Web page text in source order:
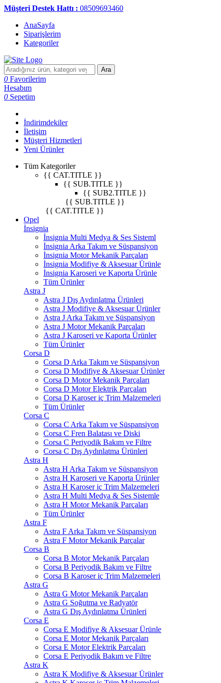
Müşteri Destek Hattı : 08509693460
AnaSayfa
Siparişlerim
Kategoriler
Ara
0 Favorilerim
Hesabım
0 Sepetim
İndirimdekiler
İletişim
Müşteri Hizmetleri
Yeni Ürünler
Tüm Kategoriler
{{ CAT.TITLE }}
{{ SUB.TITLE }}
{{ SUB2.TITLE }}
{{ SUB.TITLE }}
{{ CAT.TITLE }}
Opel
İnsignia
İnsignia Multi Medya & Ses Sisteml
İnsignia Arka Takım ve Süspansiyon
İnsignia Motor Mekanik Parçaları
İnsignia Modifiye & Aksesuar Ürünle
İnsignia Karoseri ve Kaporta Ürünle
Tüm Ürünler
Astra J
Astra J Dış Aydınlatma Ürünleri
Astra J Modifiye & Aksesuar Ürünler
Astra J Arka Takım ve Süspansiyon
Astra J Motor Mekanik Parçaları
Astra J Karoseri ve Kaporta Ürünler
Tüm Ürünler
Corsa D
Corsa D Arka Takım ve Süspansiyon
Corsa D Modifiye & Aksesuar Ürünler
Corsa D Motor Mekanik Parçaları
Corsa D Motor Elektrik Parçaları
Corsa D Karoser iç Trim Malzemeleri
Tüm Ürünler
Corsa C
Corsa C Arka Takım ve Süspansiyon
Corsa C Fren Balatası ve Diski
Corsa C Periyodik Bakım ve Filtre
Corsa C Dış Aydınlatma Ürünleri
Astra H
Astra H Arka Takım ve Süspansiyon
Astra H Karoseri ve Kaporta Ürünler
Astra H Karoser iç Trim Malzemeleri
Astra H Multi Medya & Ses Sistemle
Astra H Motor Mekanik Parçaları
Tüm Ürünler
Astra F
Astra F Arka Takım ve Süspansiyon
Astra F Motor Mekanik Parçalar
Corsa B
Corsa B Motor Mekanik Parçaları
Corsa B Periyodik Bakım ve Filtre
Corsa B Karoser iç Trim Malzemeleri
Astra G
Astra G Motor Mekanik Parçaları
Astra G Soğutma ve Radyatör
Astra G Dış Aydınlatma Ürünleri
Corsa E
Corsa E Modifiye & Aksesuar Ürünle
Corsa E Motor Mekanik Parçaları
Corsa E Motor Elektrik Parçaları
Corsa E Periyodik Bakım ve Filtre
Astra K
Astra K Modifiye & Aksesuar Ürünler